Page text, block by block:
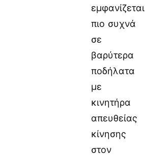
εμφανίζεται
πιο συχνά
σε
βαρύτερα
ποδήλατα
με
κινητήρα
απευθείας
κίνησης
στον